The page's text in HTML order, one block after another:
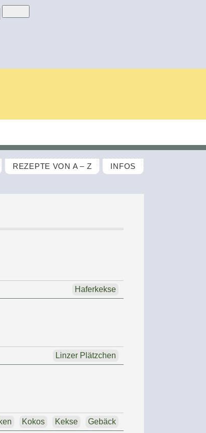
REZEPTE VON A – Z INFOS
Haferkekse
Linzer Plätzchen
Gebäck
Kekse
Kokos